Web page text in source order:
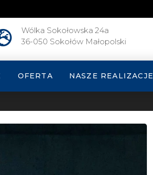
Wólka Sokołowska 24a
36-050 Sokołów Małopolski
OFERTA NASZE REALIZACJE